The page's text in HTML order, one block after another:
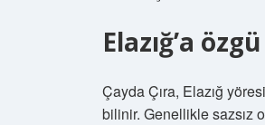
Elazığ’a
Çayda Çıra, Elazığ
bilinir. Genellikle sazsız